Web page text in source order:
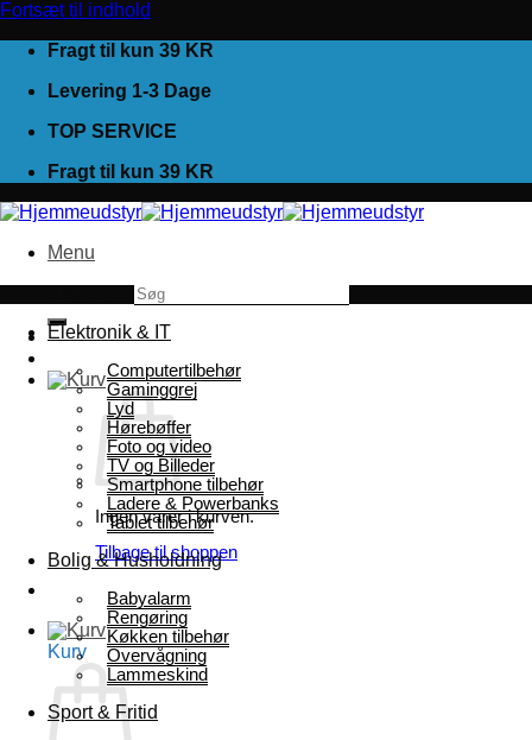
Fortsæt til indhold
Fragt til kun 39 KR
Levering 1-3 Dage
TOP SERVICE
Fragt til kun 39 KR
Menu
Ingen varer i kurven.
Tilbage til shoppen
Kurv
Elektronik & IT
Computertilbehør
Gaminggrej
Lyd
Hørebøffer
Foto og video
TV og Billeder
Smartphone tilbehør
Ladere & Powerbanks
Tablet tilbehør
Bolig & Husholdning
Babyalarm
Rengøring
Køkken tilbehør
Overvågning
Lammeskind
Sport & Fritid